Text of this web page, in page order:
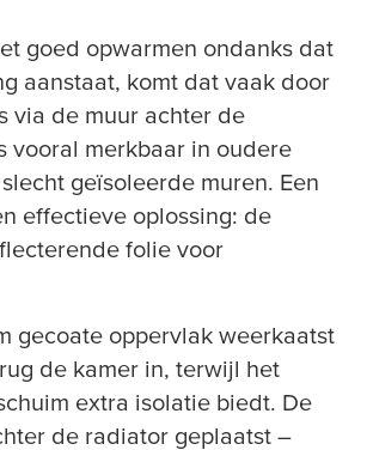
goed opwarmen ondanks dat
aanstaat, komt dat vaak door
via de muur achter de
vooral merkbaar in oudere
geïsoleerde muren. Een
effectieve oplossing: de
folie voor
gecoate oppervlak weerkaatst
de kamer in, terwijl het
extra isolatie biedt. De
de radiator geplaatst –